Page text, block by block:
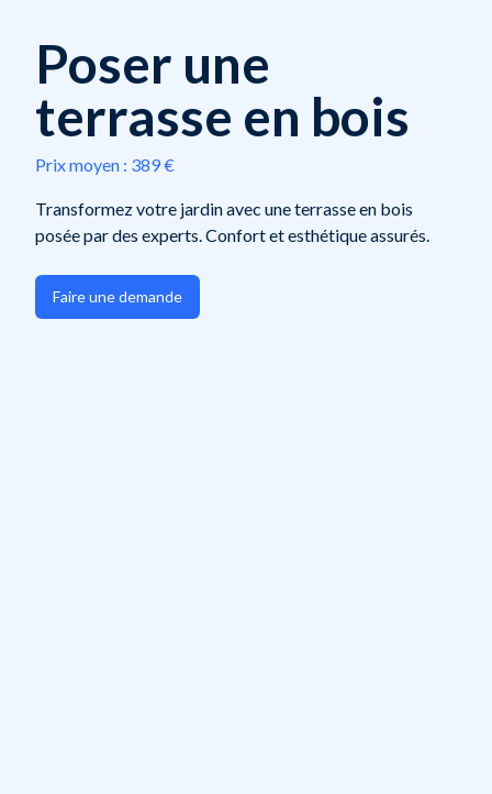
Poser une
terrasse en bois
Prix moyen : 389 €
Transformez votre jardin avec une terrasse en bois
posée par des experts. Confort et esthétique assurés.
Faire une demande